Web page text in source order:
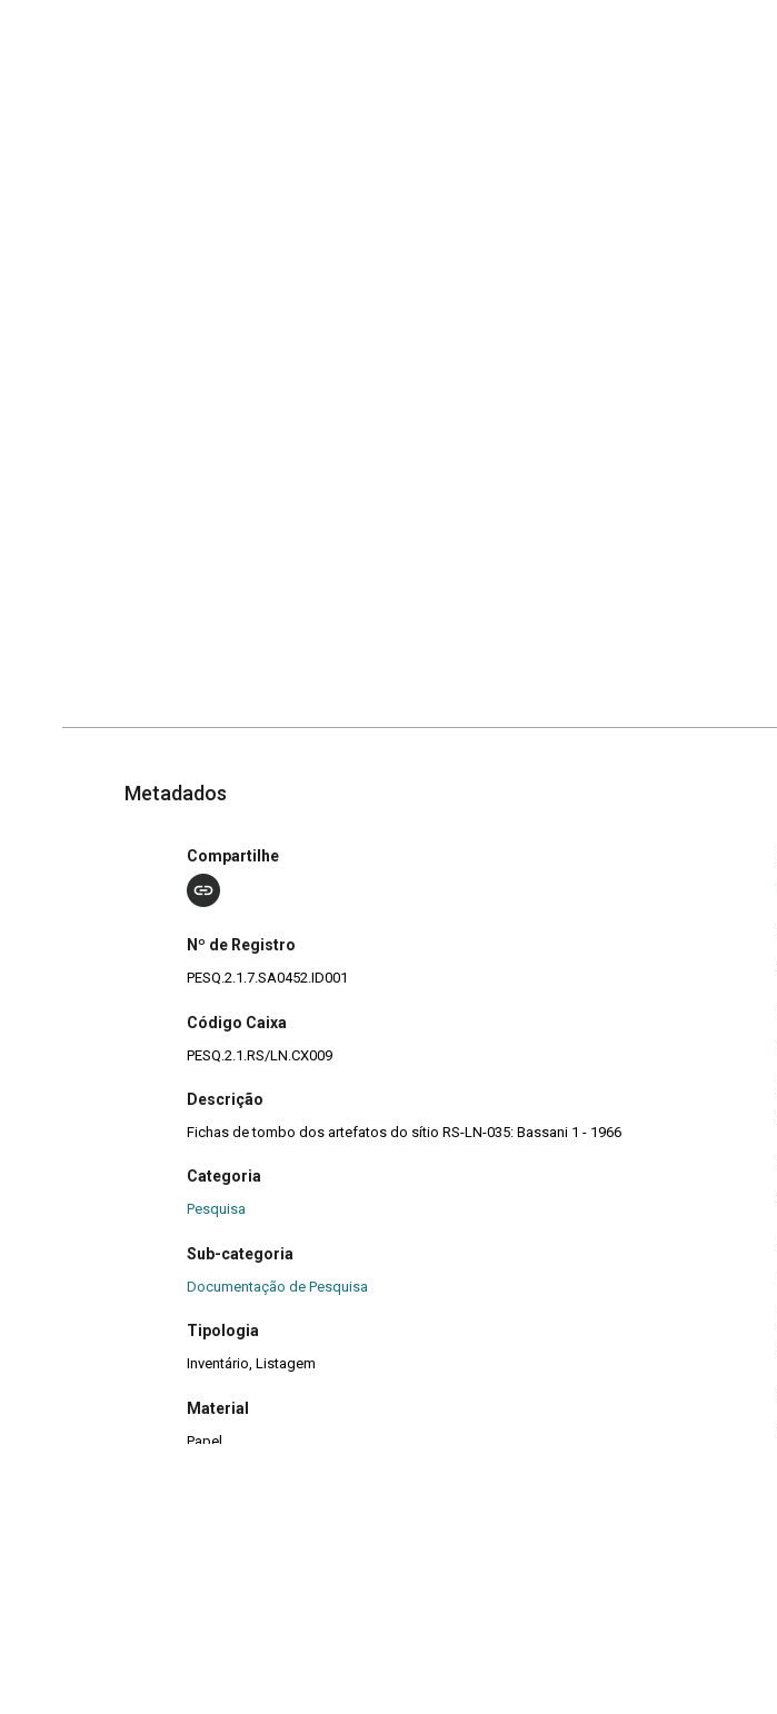
Metadados
Compartilhe
Nº de Registro
PESQ.2.1.7.SA0452.ID001
Código Caixa
PESQ.2.1.RS/LN.CX009
Descrição
Fichas de tombo dos artefatos do sítio RS-LN-035: Bassani 1 - 1966
Categoria
Pesquisa
Sub-categoria
Documentação de Pesquisa
Tipologia
Inventário, Listagem
Material
Papel